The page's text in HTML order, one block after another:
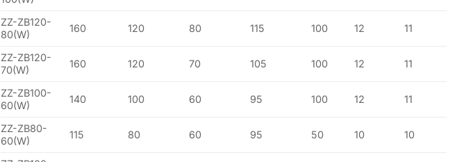
ZZ-ZB120-
80(W)
160 120 80 115 100 12 11
ZZ-ZB120-
70(W)
160 120 70 105 100 12 11
ZZ-ZB100-
60(W)
140 100 60 95 100 12 11
ZZ-ZB80-
60(W)
115 80 60 95 50 10 10